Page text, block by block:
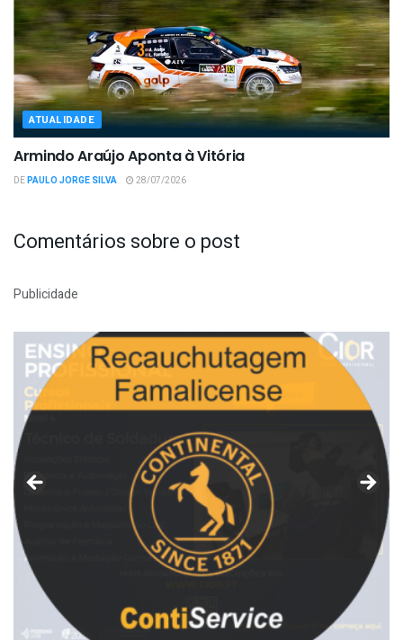
ATUALIDADE
Armindo Araújo Aponta à Vitória
DEPAULO JORGE SILVA 28/07/2026
Comentários sobre o post
Publicidade